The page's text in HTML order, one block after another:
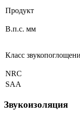
Продукт
В.п.с. мм
Класс
NRC
SAA
Звукоизоляция